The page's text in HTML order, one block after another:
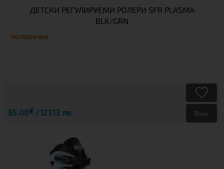
ДЕТСКИ РЕГУЛИРУЕМИ РОЛЕРИ SFR PLASMA
BLK/GRN
по поръчка
65.00€ 127.13 лв. Виж